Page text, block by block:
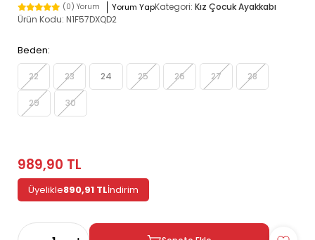
(0) Yorum Yorum YapKategori: Kız Çocuk Ayakkabı
Ürün Kodu: N1F57DXQD2
Beden:
22 23 24 25 26 27 28
29 30
989,90 TL
Üyelikle890,91 TLİndirim